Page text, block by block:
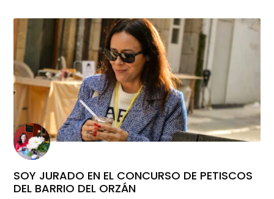
SOY JURADO EN EL CONCURSO DE PETISCOS
DEL BARRIO DEL ORZÁN